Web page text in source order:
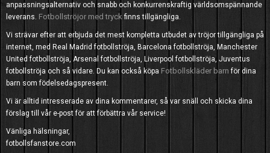
anpassningsalternativ och snabb och konkurrenskraftig världsomspännande
leverans. Fotbollströjor med tryck finns tillgängliga.
Vi strävar efter att erbjuda det mest kompletta utbudet av tröjor tillgängliga på
internet, med Real Madrid fotbollströja, Barcelona fotbollströja, Manchester
United fotbollströja, Arsenal fotbollströja, Liverpool fotbollströja, Juventus
fotbollströja och så vidare. Du kan också köpa Fotbollskläder barn för dina
barn som födelsedagspresent.
Vi är alltid intresserade av dina kommentarer, så var snäll och skicka dina
förslag till vår e-post för att förbättra vår service!
Vänliga hälsningar,
fotbollsfanstore.com